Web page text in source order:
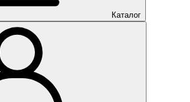
Каталог